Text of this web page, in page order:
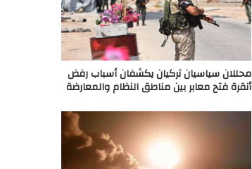
محللان سياسيان تركيان يكشفان أسباب رفض
أنقرة فتح معابر بين مناطق النظام والمعارضة